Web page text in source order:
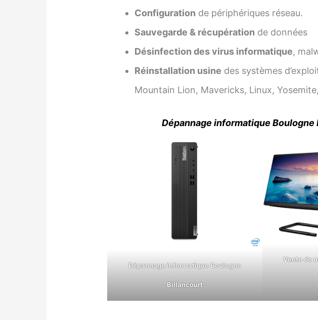
Configuration de périphériques réseau.
Sauvegarde & récupération de données
Désinfection des virus informatique,
Réinstallation usine des systèmes
Mountain Lion, Mavericks, Linux,
Dépannage informatique
Dépannage informatique Boulogne
Billancourt
Vente de